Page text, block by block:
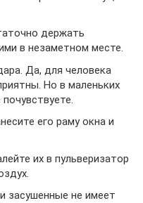
держать
в незаметном месте.
Да, для человека
Но в маленьких
его раму окна и
их в пульверизатор
засушенные не имеет